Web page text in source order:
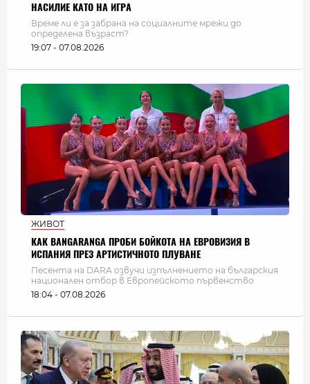
НАСИЛИЕ КАТО НА ИГРА
Време ли е за забрана на социалните мрежи до
определена възраст?
19:07 - 07.08.2026
ЖИВОТ
КАК BANGARANGA ПРОБИ БОЙКОТА НА ЕВРОВИЗИЯ В
ИСПАНИЯ ПРЕЗ АРТИСТИЧНОТО ПЛУВАНЕ
Песента на DARA озвучи изпълнението на българския
национален отбор в Европейското първенство
18:04 - 07.08.2026